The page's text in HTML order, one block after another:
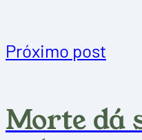
Próximo post
Morte dá